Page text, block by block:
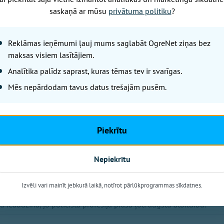
sabiedrībai, nedrīkstētu būt tā, ka no policista baidās. Ja
viņam par to ir jāatbild tāpat kā jebkuram citam,
nedrīkstētu strādāt un saņemt arī visas ar dienestu saistītās
ka problēmas ir arī pašā sistēmā. Dažkārt rodas iespaids, ka
citiem, tāpēc arī atļaujas būt bravūrīgi vai braukt reibumā.
policistu sagatavošanas process – kā viņus māca, kādas
ieaudzina, jo policista profesija prasa ļoti augstu atbildību.
saskaņā ar mūsu privātuma politiku?
Reklāmas ieņēmumi ļauj mums saglabāt OgreNet ziņas bez
maksas visiem lasītājiem.
Analītika palīdz saprast, kuras tēmas tev ir svarīgas.
Mēs nepārdodam tavus datus trešajām pusēm.
Piekrītu
Nepiekrītu
Izvēli vari mainīt jebkurā laikā, notīrot pārlūkprogrammas sīkdatnes.